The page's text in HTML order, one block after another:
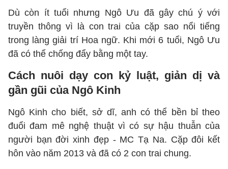
Dù còn ít tuổi nhưng Ngô Ưu đã gây chú ý với
truyền thông vì là con trai của cặp sao nổi tiếng
trong làng giải trí Hoa ngữ. Khi mới 6 tuổi, Ngô Ưu
đã có thể chống đẩy bằng một tay.
Cách nuôi dạy con kỷ luật, giản dị và
gần gũi của Ngô Kinh
Ngô Kinh cho biết, sở dĩ, anh có thể bền bỉ theo
đuổi đam mê nghệ thuật vì có sự hậu thuẫn của
người bạn đời xinh đẹp - MC Tạ Na. Cặp đôi kết
hôn vào năm 2013 và đã có 2 con trai chung.